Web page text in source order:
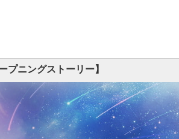
プニングストーリー】